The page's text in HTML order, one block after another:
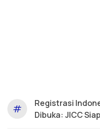
#
Registrasi
Dibuka: JICC